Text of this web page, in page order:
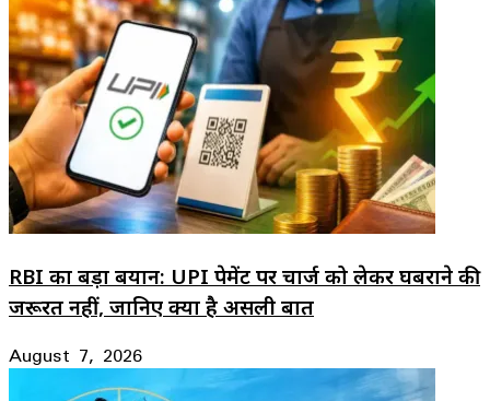
RBI का बड़ा बयान: UPI पेमेंट पर चार्ज को लेकर घबराने की
जरूरत नहीं, जानिए क्या है असली बात
August 7, 2026